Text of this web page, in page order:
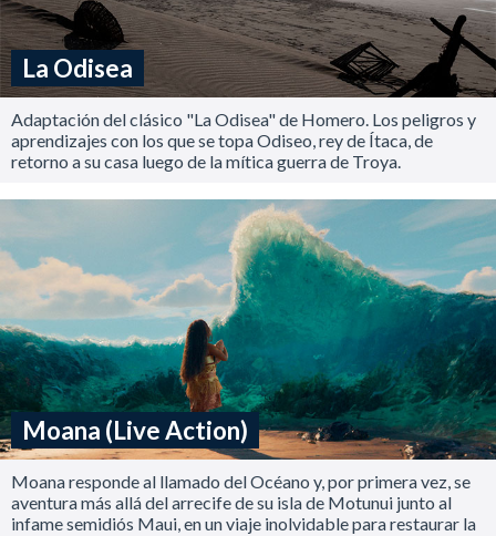
La Odisea
Adaptación del clásico "La Odisea" de Homero. Los peligros y
aprendizajes con los que se topa Odiseo, rey de Ítaca, de
retorno a su casa luego de la mítica guerra de Troya.
Moana (Live Action)
Moana responde al llamado del Océano y, por primera vez, se
aventura más allá del arrecife de su isla de Motunui junto al
infame semidiós Maui, en un viaje inolvidable para restaurar la